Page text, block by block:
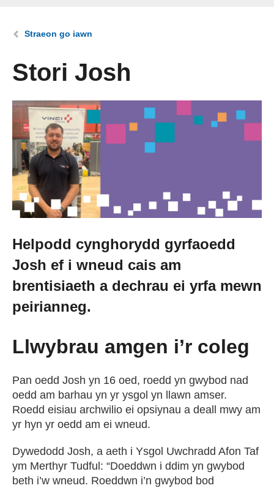
Cynllunio eich Gyrfa
Cyrsiau a Hyfforddiant
Cael Swydd
Prentisiaethau
Newyddion
Amdanom ni
Gweithio i ni
Cysylltu â ni
Rydych chi yma:
Straeon go iawn
Stori Josh
Helpodd cynghorydd gyrfaoedd
Josh ef i wneud cais am
brentisiaeth a dechrau ei yrfa mewn
peirianneg.
Llwybrau amgen i’r coleg
Pan oedd Josh yn 16 oed, roedd yn gwybod nad
oedd am barhau yn yr ysgol yn llawn amser.
Roedd eisiau archwilio ei opsiynau a deall mwy am
yr hyn yr oedd am ei wneud.
Dywedodd Josh, a aeth i Ysgol Uwchradd Afon Taf
ym Merthyr Tudful: “Doeddwn i ddim yn gwybod
beth i’w wneud. Roeddwn i’n gwybod bod